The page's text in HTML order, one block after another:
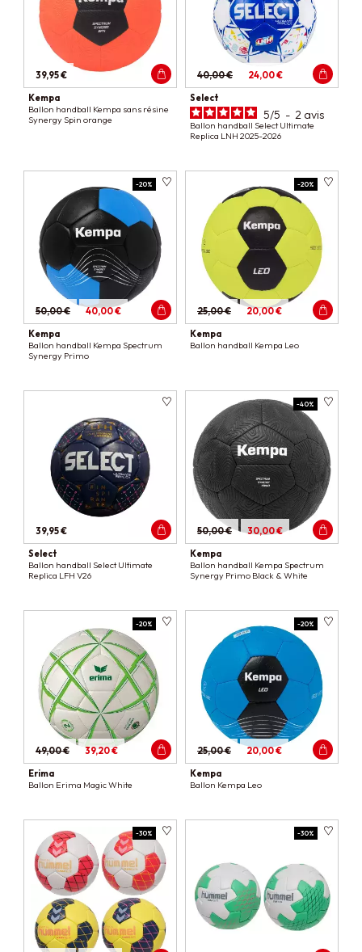
39,95 €
Kempa
Ballon handball Kempa sans résine
Synergy Spin orange
40,00 €
24,00 €
Select
5/5 - 2 avis
Ballon handball Select Ultimate
Replica LNH 2025-2026
50,00 € 40,00 €
-20%
Kempa
Ballon handball Kempa Spectrum
Synergy Primo
25,00 € 20,00 €
-20%
Kempa
Ballon handball Kempa Leo
39,95 €
Select
Ballon handball Select Ultimate
Replica LFH V26
50,00 € 30,00 €
-40%
Kempa
Ballon handball Kempa Spectrum
Synergy Primo Black & White
49,00 € 39,20 €
-20%
Erima
Ballon Erima Magic White
25,00 € 20,00 €
-20%
Kempa
Ballon Kempa Leo
-30% -30%